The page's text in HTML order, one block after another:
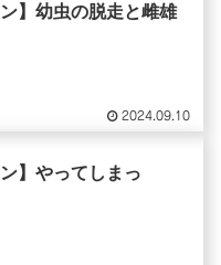
ン】幼虫の脱走と雌雄
2024.09.10
ン】やってしまっ